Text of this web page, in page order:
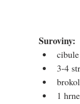
Suroviny:
cibule
3-4
1